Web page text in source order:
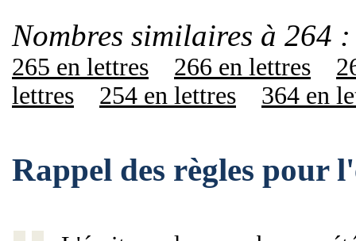
Nombres similaires à 264 :
265 en lettres 266 en lettres
lettres
254 en lettres 364 en
Rappel des règles pour